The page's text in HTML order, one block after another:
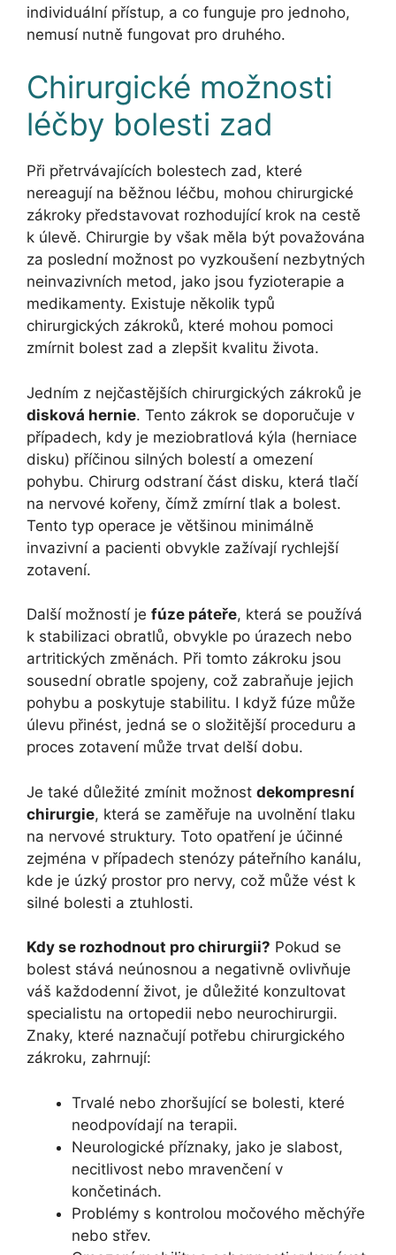
individuální přístup, a co funguje pro jednoho,
nemusí nutně fungovat pro druhého.
Chirurgické možnosti
léčby bolesti zad
Při přetrvávajících bolestech zad, které
nereagují na běžnou léčbu, mohou chirurgické
zákroky představovat rozhodující krok na cestě
k úlevě. Chirurgie by však měla být považována
za poslední možnost po vyzkoušení nezbytných
neinvazivních metod, jako jsou fyzioterapie a
medikamenty. Existuje několik typů
chirurgických zákroků, které mohou pomoci
zmírnit bolest zad a zlepšit kvalitu života.
Jedním z nejčastějších chirurgických zákroků je
disková hernie. Tento zákrok se doporučuje v
případech, kdy je meziobratlová kýla (herniace
disku) příčinou silných bolestí a omezení
pohybu. Chirurg odstraní část disku, která tlačí
na nervové kořeny, čímž zmírní tlak a bolest.
Tento typ operace je většinou minimálně
invazivní a pacienti obvykle zažívají rychlejší
zotavení.
Další možností je fúze páteře, která se používá
k stabilizaci obratlů, obvykle po úrazech nebo
artritických změnách. Při tomto zákroku jsou
sousední obratle spojeny, což zabraňuje jejich
pohybu a poskytuje stabilitu. I když fúze může
úlevu přinést, jedná se o složitější proceduru a
proces zotavení může trvat delší dobu.
Je také důležité zmínit možnost dekompresní
chirurgie, která se zaměřuje na uvolnění tlaku
na nervové struktury. Toto opatření je účinné
zejména v případech stenózy páteřního kanálu,
kde je úzký prostor pro nervy, což může vést k
silné bolesti a ztuhlosti.
Kdy se rozhodnout pro chirurgii? Pokud se
bolest stává neúnosnou a negativně ovlivňuje
váš každodenní život, je důležité konzultovat
specialistu na ortopedii nebo neurochirurgii.
Znaky, které naznačují potřebu chirurgického
zákroku, zahrnují:
Trvalé nebo zhoršující se bolesti, které
neodpovídají na terapii.
Neurologické příznaky, jako je slabost,
necitlivost nebo mravenčení v
končetinách.
Problémy s kontrolou močového měchýře
nebo střev.